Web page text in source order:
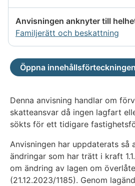
Anvisningen anknyter till
Familjerätt och beskattning
Öppna innehållsförteckningen
Denna anvisning handlar om
skatteansvar då ingen lagfart
sökts för ett tidigare
Anvisningen har uppdaterats så
ändringar som har trätt i kraft
om ändring av lagen om
(21.12.2023/1185). Genom